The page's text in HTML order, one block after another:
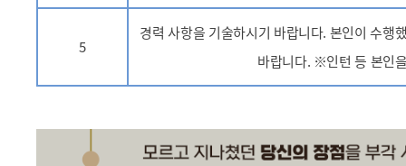
5
경력 사항을 기술하시기 바랍니다. 본인이 수행
바랍니다. ※인턴 등 본인